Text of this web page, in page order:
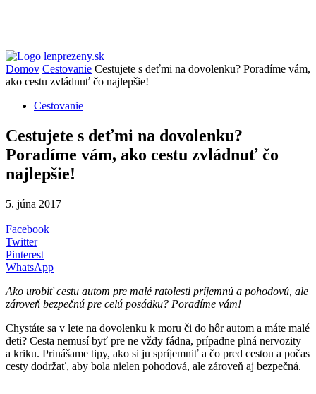
Domov Cestovanie Cestujete s deťmi na dovolenku? Poradíme vám,
ako cestu zvládnuť čo najlepšie!
Cestovanie
Cestujete s deťmi na dovolenku?
Poradíme vám, ako cestu zvládnuť čo
najlepšie!
5. júna 2017
Facebook
Twitter
Pinterest
WhatsApp
Ako urobiť cestu autom pre malé ratolesti príjemnú a pohodovú, ale
zároveň bezpečnú pre celú posádku? Poradíme vám!
Chystáte sa v lete na dovolenku k moru či do hôr autom a máte malé
deti? Cesta nemusí byť pre ne vždy fádna, prípadne plná nervozity
a kriku. Prinášame tipy, ako si ju spríjemniť a čo pred cestou a počas
cesty dodržať, aby bola nielen pohodová, ale zároveň aj bezpečná.